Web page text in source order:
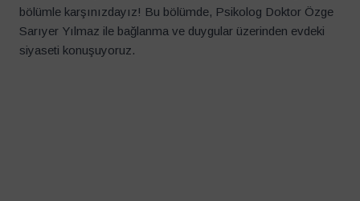
bölümle karşınızdayız! Bu bölümde, Psikolog Doktor Özge
Sarıyer Yılmaz ile bağlanma ve duygular üzerinden evdeki
siyaseti konuşuyoruz.